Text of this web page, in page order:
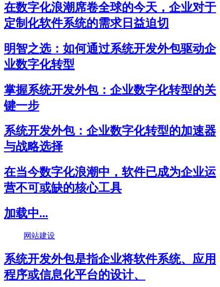
在数字化浪潮席卷全球的今天，企业对于
定制化软件系统的需求日益迫切
明智之选：如何通过系统开发外包驱动企
业数字化转型
掌握系统开发外包：企业数字化转型的关
键一步
系统开发外包：企业数字化转型的加速器
与战略选择
在当今数字化浪潮中，软件已成为企业运
营不可或缺的核心工具
加载中...
网站建设
系统开发外包是指企业将软件系统、应用
程序或信息化平台的设计、